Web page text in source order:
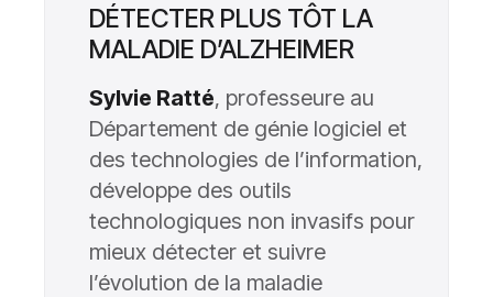
DÉTECTER PLUS TÔT LA
MALADIE D’ALZHEIMER
Sylvie Ratté, professeure au
Département de génie logiciel et
des technologies de l’information,
développe des outils
technologiques non invasifs pour
mieux détecter et suivre
l’évolution de la maladie